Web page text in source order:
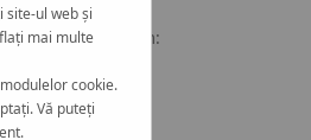
KAN-therm:
site-ul web și
mai multe
cookie.
Vă puteți